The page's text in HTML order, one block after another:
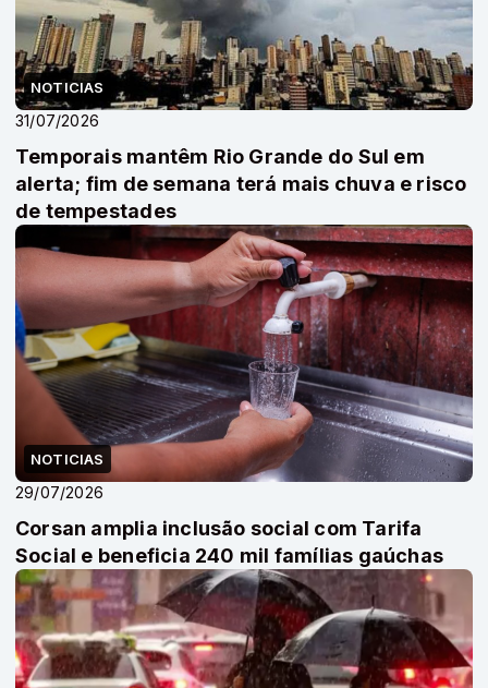
NOTICIAS
31/07/2026
Temporais mantêm Rio Grande do Sul em
alerta; fim de semana terá mais chuva e risco
de tempestades
NOTICIAS
29/07/2026
Corsan amplia inclusão social com Tarifa
Social e beneficia 240 mil famílias gaúchas